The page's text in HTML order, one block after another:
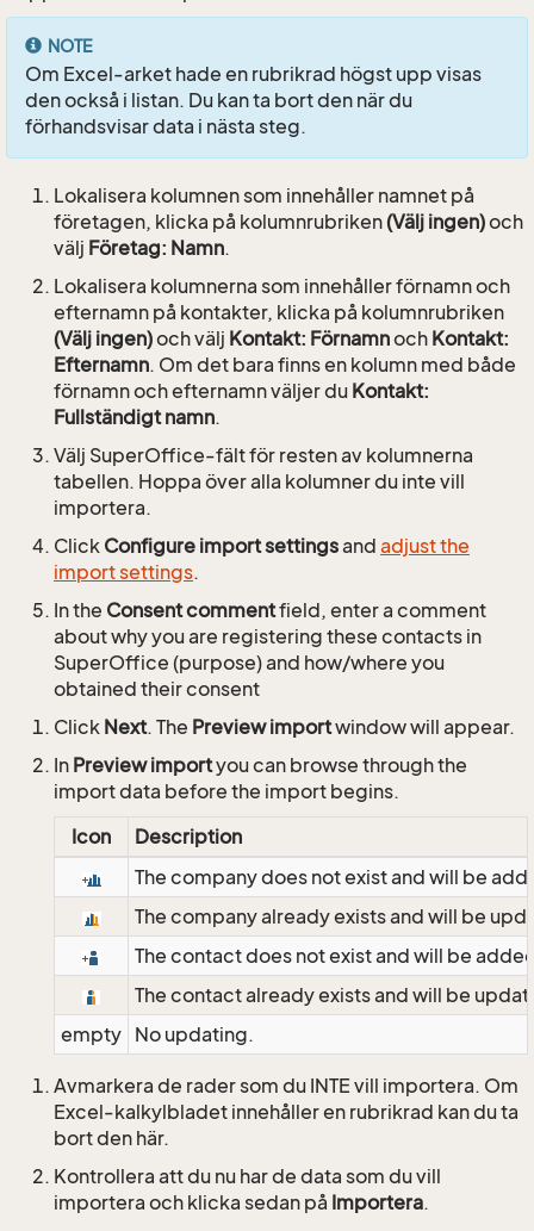
NOTE
Om Excel-arket hade en rubrikrad högst upp visas
den också i listan. Du kan ta bort den när du
förhandsvisar data i nästa steg.
Lokalisera kolumnen som innehåller namnet på
företagen, klicka på kolumnrubriken(Välj ingen)och
välj Företag: Namn.
Lokalisera kolumnerna som innehåller förnamn och
efternamn på kontakter, klicka på kolumnrubriken
(Välj ingen)och välj Kontakt: Förnamnoch Kontakt:
Efternamn. Om det bara finns en kolumn med både
förnamn och efternamn väljer du Kontakt:
Fullständigt namn.
Välj SuperOffice-fält för resten av kolumnerna
tabellen. Hoppa över alla kolumner du inte vill
importera.
Click Configure import settingsand adjust the
import settings.
In the Consent commentfield, enter a comment
about why you are registering these contacts in
SuperOffice (purpose) and how/where you
obtained their consent
Click Next. The Preview importwindow will appear.
In Preview importyou can browse through the
import data before the import begins.
Icon
Description
The company does not exist and will be
The company already exists and will be
The contact does not exist and will be
The contact already exists and will be
empty No updating.
Avmarkera de rader som du INTE vill importera. Om
Excel-kalkylbladet innehåller en rubrikrad kan du ta
bort den här.
Kontrollera att du nu har de data som du vill
importera och klicka sedan på Importera.